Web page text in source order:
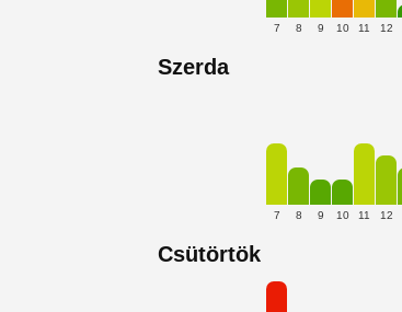
7 8 9 10 11 12
Szerda
7 8 9 10 11 12
Csütörtök